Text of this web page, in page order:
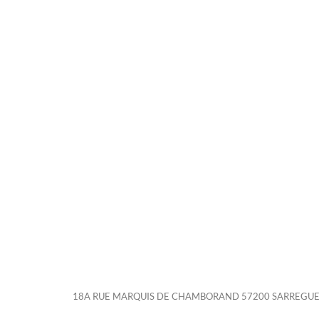
18A RUE MARQUIS DE CHAMBORAND 57200